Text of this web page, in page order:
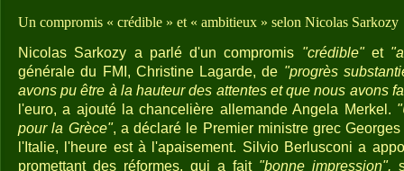
Un compromis « crédible » et « ambitieux » selon Nicolas Sarkozy
Nicolas Sarkozy a parlé d'un compromis "crédible"et
générale du FMI, Christine Lagarde, de "progrès
avons pu être à la hauteur des attentes et que nous avons
l'euro, a ajouté la chancelière allemande Angela Merkel.
pour la Grèce", a déclaré le Premier ministre grec
l'Italie, l'heure est à l'apaisement. Silvio Berlusconi a
promettant des réformes, qui a fait "bonne impression",